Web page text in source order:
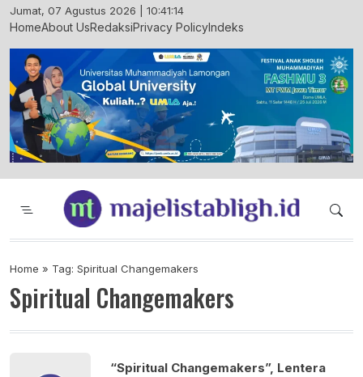
Skip
to
Jumat, 07 Agustus 2026 | 10:41:14
HomeAbout UsRedaksiPrivacy PolicyIndeks
Majelis Tabligh Muhammadiyah
Syiar Dakwah Islam Berkemajuan dan
Home » Tag: Spiritual Changemakers
Spiritual Changemakers
“Spiritual Changemakers”, Lentera